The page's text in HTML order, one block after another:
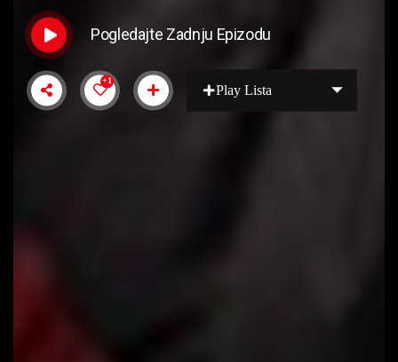
Pogledajte Zadnju Epizodu
+1
Play Lista